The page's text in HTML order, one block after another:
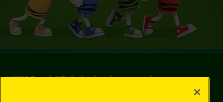
©2026Crayola® Todos los derechos reservados.